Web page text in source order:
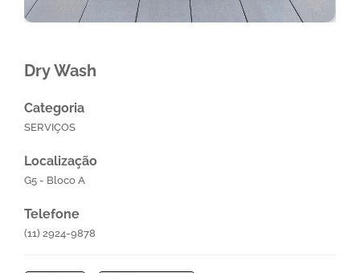
Dry Wash
Categoria
SERVIÇOS
Localização
G5 - Bloco A
Telefone
(11) 2924-9878